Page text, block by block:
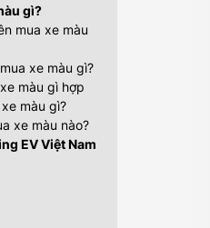
gì?
mua xe màu
xe màu gì?
màu gì hợp
màu gì?
xe màu nào?
EV Việt Nam